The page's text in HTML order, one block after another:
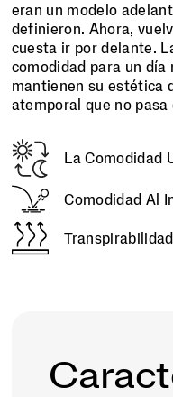
eran un modelo
definieron. Ahora,
cuesta ir por delante.
comodidad para un día
mantienen su estética
atemporal que no pasa
La Comodidad
Comodidad Al